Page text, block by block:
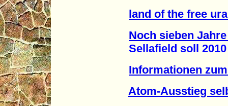
land of the free
Noch sieben
Sellafield soll 2010
Informationen
Atom-Ausstieg